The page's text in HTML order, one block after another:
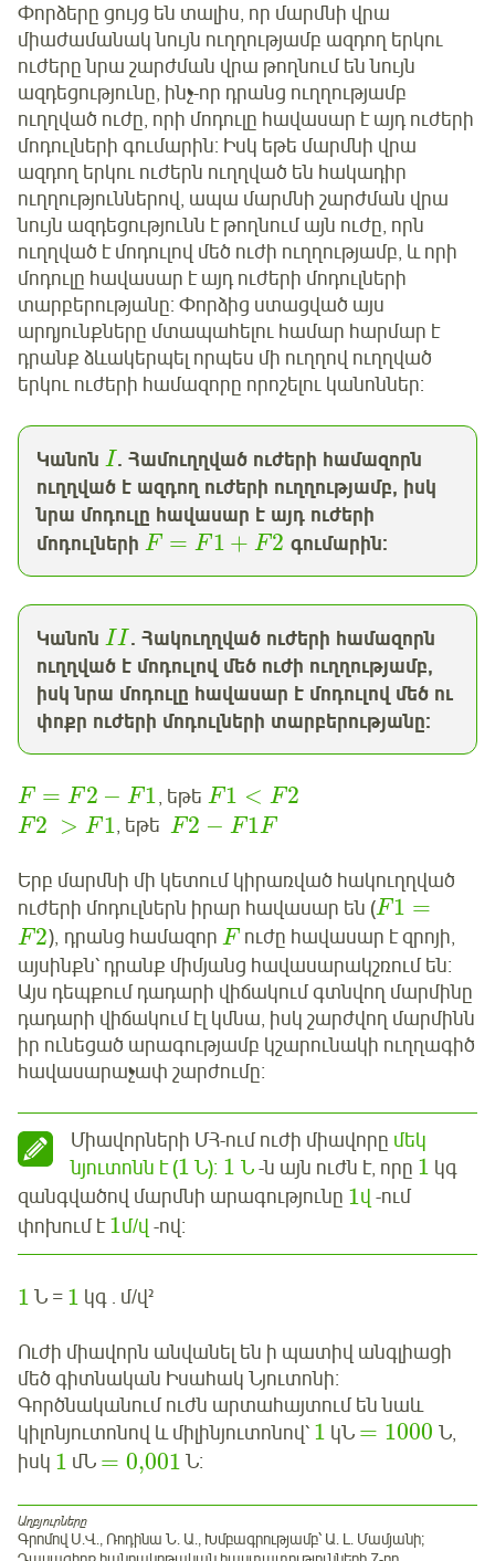
Փորձերը ցույց են տալիս, որ մարմնի վրա
միաժամանակ նույն ուղղությամբ ազդող երկու
ուժերը նրա շարժման վրա թողնում են նույն
ազդեցությունը, ինչ-որ դրանց ուղղությամբ
ուղղված ուժը, որի մոդուլը հավասար է այդ ուժերի
մոդուլների գումարին: Իսկ եթե մարմնի վրա
ազդող երկու ուժերն ուղղված են հակադիր
ուղղություններով, ապա մարմնի շարժման վրա
նույն ազդեցությունն է թողնում այն ուժը, որն
ուղղված է մոդուլով մեծ ուժի ուղղությամբ, և որի
մոդուլը հավասար է այդ ուժերի մոդուլների
տարբերությանը: Փորձից ստացված այս
արդյունքները մտապահելու համար հարմար է
դրանք ձևակերպել որպես մի ուղղով ուղղված
երկու ուժերի համազորը որոշելու կանոններ:
Կանոն I . Համուղղված ուժերի համազորն
ուղղված է ազդող ուժերի ուղղությամբ, իսկ
նրա մոդուլը հավասար է այդ ուժերի
մոդուլների F = F1 + F2 գումարին:
Կանոն II . Հակուղղված ուժերի համազորն
ուղղված է մոդուլով մեծ ուժի ուղղությամբ,
իսկ նրա մոդուլը հավասար է մոդուլով մեծ ու
փոքր ուժերի մոդուլների տարբերությանը:
F = F2 − F1, եթե F1 < F2
F2 > F1, եթեF2 − F1F
Երբ մարմնի մի կետում կիրառված հակուղղված
ուժերի մոդուլներն իրար հավասար են (F1 =
F2), դրանց համազոր F ուժը հավասար է զրոյի,
այսինքն՝ դրանք միմյանց հավասարակշռում են։
Այս դեպքում դադարի վիճակում գտնվող մարմինը
դադարի վիճակում էլ կմնա, իսկ շարժվող մարմինն
իր ունեցած արագությամբ կշարունակի ուղղագիծ
հավասարաչափ շարժումը։
Միավորների ՄՀ-ում ուժի միավորը մեկ
նյուտոնն է (1 Ն)։ 1 Ն-ն այն ուժն է, որը 1 կգ
զանգվածով մարմնի արագությունը 1վ -ում
փոխում է1մ/վ -ով։
1 Ն = 1 կգ . մ/վ²
Ուժի միավորն անվանել են ի պատիվ անգլիացի
մեծ գիտնական Իսահակ Նյուտոնի։
Գործնականում ուժն արտահայտում են նաև
կիլոնյուտոնով և միլինյուտոնով՝ 1 կՆ = 1000 Ն,
իսկ 1 մՆ = 0,001 Ն։
Աղբյուրները
Գրոմով Ս.Վ., Ռոդինա Ն. Ա., Խմբագրությամբ՝ Ա. Լ. Մամյանի;